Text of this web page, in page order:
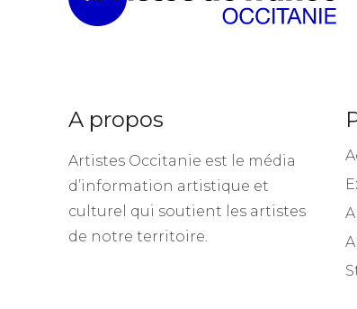
A propos
Artistes Occitanie est le média
d’information artistique et
culturel qui soutient les artistes
de notre territoire.